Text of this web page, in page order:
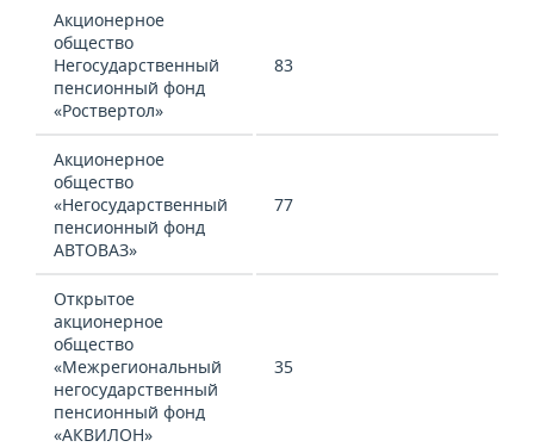
Акционерное
общество
Негосударственный
пенсионный фонд
«Роствертол»
83
Акционерное
общество
«Негосударственный
пенсионный фонд
АВТОВАЗ»
77
Открытое
акционерное
общество
«Межрегиональный
негосударственный
пенсионный фонд
«АКВИЛОН»
35